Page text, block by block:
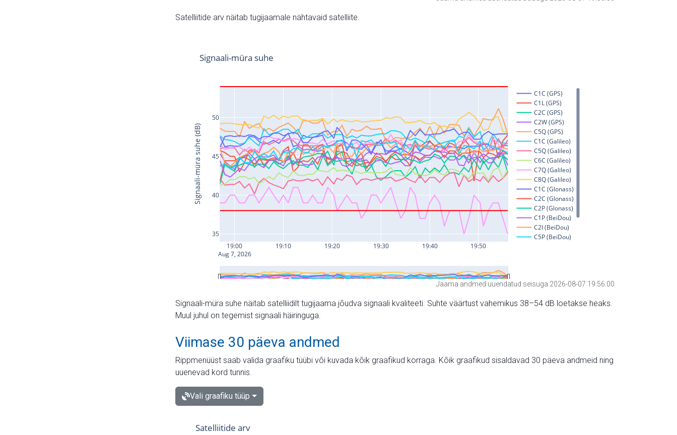
Satelliitide arv näitab tugijaamale nähtavaid satelliite.
Jaama andmed uuendatud seisuga 2026-08-07 19:56:00
Signaali-müra suhe näitab satelliidilt tugijaama jõudva signaali kvaliteeti. Suhte väärtust vahemikus 38–54 dB loetakse heaks.
Muul juhul on tegemist signaali häiringuga.
Viimase 30 päeva andmed
Rippmenüüst saab valida graafiku tüübi või kuvada kõik graafikud korraga. Kõik graafikud sisaldavad 30 päeva andmeid ning
uuenevad kord tunnis.
Vali graafiku tüüp
Satelliitide arv